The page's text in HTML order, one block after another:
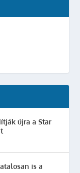
újra a Star
is a